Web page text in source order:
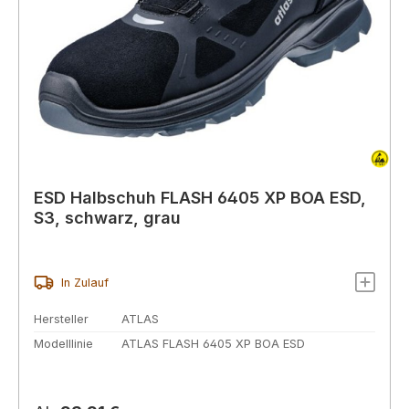
ESD Halbschuh FLASH 6405 XP BOA ESD,
S3, schwarz, grau
In Zulauf
Hersteller
ATLAS
Modelllinie
ATLAS FLASH 6405 XP BOA ESD